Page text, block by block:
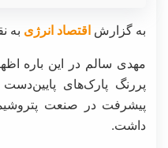
به گزارش اقتصاد انرژی به
مهدی سالم در این باره
پررنگ پارک‌های
پیشرفت در صنعت
داشت.